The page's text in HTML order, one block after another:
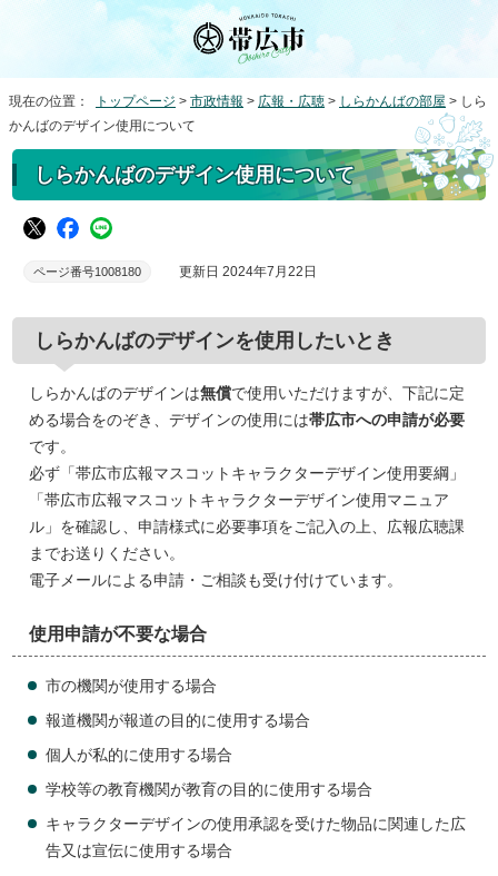
現在の位置： トップページ > 市政情報 > 広報・広聴 > しらかんばの部屋 > しら
かんばのデザイン使用について
しらかんばのデザイン使用について
ページ番号1008180 更新日 2024年7月22日
しらかんばのデザインを使用したいとき
しらかんばのデザインは無償で使用いただけますが、下記に定
める場合をのぞき、デザインの使用には帯広市への申請が必要
です。
必ず「帯広市広報マスコットキャラクターデザイン使用要綱」
「帯広市広報マスコットキャラクターデザイン使用マニュア
ル」を確認し、申請様式に必要事項をご記入の上、広報広聴課
までお送りください。
電子メールによる申請・ご相談も受け付けています。
使用申請が不要な場合
市の機関が使用する場合
報道機関が報道の目的に使用する場合
個人が私的に使用する場合
学校等の教育機関が教育の目的に使用する場合
キャラクターデザインの使用承認を受けた物品に関連した広
告又は宣伝に使用する場合